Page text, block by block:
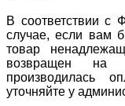
В соответствии с
случае, если вам
товар
возвращен на
производилась
уточняйте у